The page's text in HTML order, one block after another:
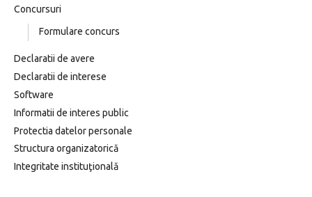
Concursuri
Formulare concurs
Declaratii de avere
Declaratii de interese
Software
Informatii de interes public
Protectia datelor personale
Structura organizatorică
Integritate instituţională